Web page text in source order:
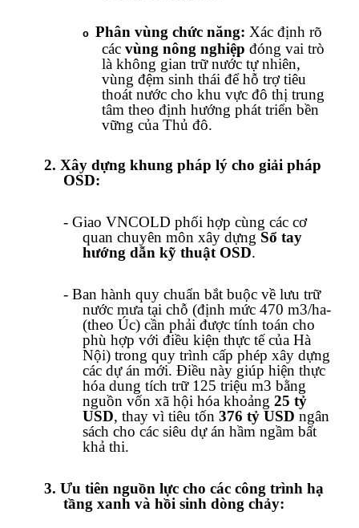
o Phân vùng chức năng: Xác định rõ
các vùng nông nghiệp đóng vai trò
là không gian trữ nước tự nhiên,
vùng đệm sinh thái để hỗ trợ tiêu
thoát nước cho khu vực đô thị trung
tâm theo định hướng phát triển bền
vững của Thủ đô.
2. Xây dựng khung pháp lý cho giải pháp
OSD:
- Giao VNCOLD phối hợp cùng các cơ
quan chuyên môn xây dựng Sổ tay
hướng dẫn kỹ thuật OSD.
- Ban hành quy chuẩn bắt buộc về lưu trữ
nước mưa tại chỗ (định mức 470 m3/ha-
(theo Úc) cần phải được tính toán cho
phù hợp với điều kiện thực tế của Hà
Nội) trong quy trình cấp phép xây dựng
các dự án mới. Điều này giúp hiện thực
hóa dung tích trữ 125 triệu m3 bằng
nguồn vốn xã hội hóa khoảng 25 tỷ
USD, thay vì tiêu tốn 376 tỷ USD ngân
sách cho các siêu dự án hầm ngầm bất
khả thi.
3. Ưu tiên nguồn lực cho các công trình hạ
tầng xanh và hồi sinh dòng chảy: